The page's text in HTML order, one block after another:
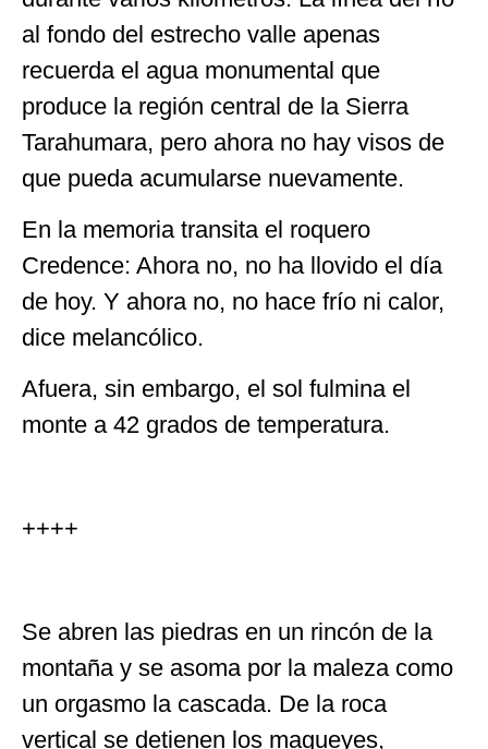
al fondo del estrecho valle apenas
recuerda el agua monumental que
produce la región central de la Sierra
Tarahumara, pero ahora no hay visos de
que pueda acumularse nuevamente.
En la memoria transita el roquero
Credence: Ahora no, no ha llovido el día
de hoy. Y ahora no, no hace frío ni calor,
dice melancólico.
Afuera, sin embargo, el sol fulmina el
monte a 42 grados de temperatura.
++++
Se abren las piedras en un rincón de la
montaña y se asoma por la maleza como
un orgasmo la cascada. De la roca
vertical se detienen los magueyes,